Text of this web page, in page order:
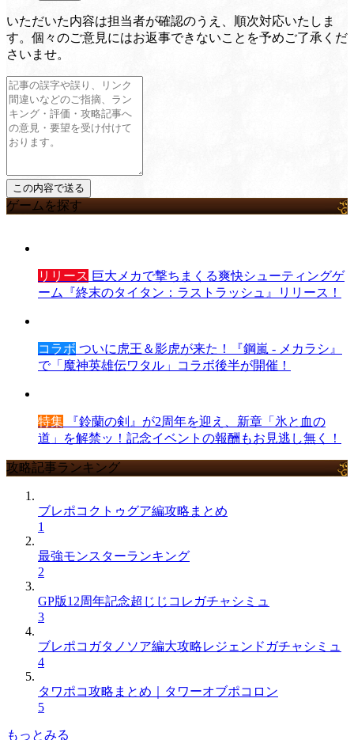
いただいた内容は担当者が確認のうえ、順次対応いたしま
す。個々のご意見にはお返事できないことを予めご了承くだ
さいませ。
ゲームを探す
リリース 巨大メカで撃ちまくる爽快シューティングゲ
ーム『終末のタイタン：ラストラッシュ』リリース！
コラボ ついに虎王＆影虎が来た！『鋼嵐 - メカラシ』
で「魔神英雄伝ワタル」コラボ後半が開催！
特集 『鈴蘭の剣』が2周年を迎え、新章「氷と血の
道」を解禁ッ！記念イベントの報酬もお見逃し無く！
攻略記事ランキング
ブレポコクトゥグア編攻略まとめ
1
最強モンスターランキング
2
GP版12周年記念超じじコレガチャシミュ
3
ブレポコガタノソア編大攻略レジェンドガチャシミュ
4
タワポコ攻略まとめ｜タワーオブポコロン
5
もっとみる